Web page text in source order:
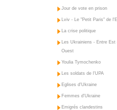
Jour de vote en prison
Lviv - Le "Petit Paris" de
La crise politique
Les Ukrainiens - Entre Est
Ouest
Youlia Tymochenko
Les soldats de l'UPA
Eglises d'Ukraine
Femmes d'Ukraine
Emigrés clandestins